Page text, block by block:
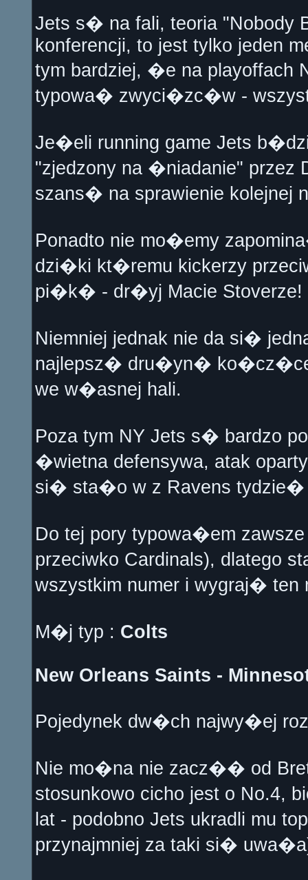
Jets s� na fali, teoria
konferencji, to jest tylko jeden
tym bardziej, �e na
typowa� zwyci�zc�w -
Je�eli running game Jets
"zjedzony na �niadanie" przez
szans� na sprawienie kolejnej
Ponadto nie mo�emy
dzi�ki kt�remu kickerzy
pi�k� - dr�yj Macie Stoverze!
Niemniej jednak nie da si�
najlepsz� dru�yn�
we w�asnej hali.
Poza tym NY Jets s� bardzo
�wietna defensywa, atak
si� sta�o w z Ravens tydzie�
Do tej pory typowa�em
przeciwko Cardinals), dlatego
wszystkim numer i wygraj� ten
M�j typ : Colts
New Orleans Saints -
Pojedynek dw�ch najwy�ej
Nie mo�na nie zacz�� od
stosunkowo cicho jest o No.4,
lat - podobno Jets ukradli mu
przynajmniej za taki si�